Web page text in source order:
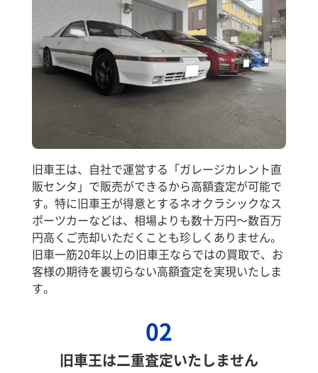
旧車王は、自社で運営する「ガレージカレント直
販センタ」で販売ができるから高額査定が可能で
す。特に旧車王が得意とするネオクラシックなス
ポーツカーなどは、相場よりも数十万円～数百万
円高くご売却いただくことも珍しくありません。
旧車一筋20年以上の旧車王ならではの買取で、お
客様の期待を裏切らない高額査定を実現いたしま
す。
02
旧車王は二重査定いたしません